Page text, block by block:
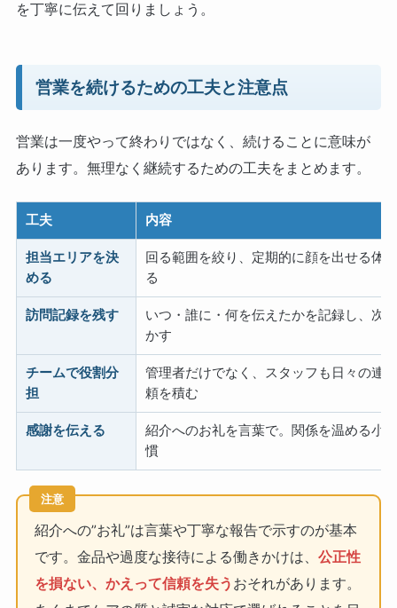
を丁寧に伝えて回りましょう。
営業を続けるための工夫と注意点
営業は一度やって終わりではなく、続けることに意味が
あります。無理なく継続するための工夫をまとめます。
工夫 内容
担当エリアを決
める
回る範囲を絞り、定期的に顔を出せる体
る
訪問記録を残す
いつ・誰に・何を伝えたかを記録し、次
かす
チームで役割分
担
管理者だけでなく、スタッフも日々の連
頼を積む
感謝を伝える
紹介へのお礼を言葉で。関係を温める小
慣
注意
紹介への”お礼”は言葉や丁寧な報告で示すのが基本
です。金品や過度な接待による働きかけは、 公正性
を損ない、かえって信頼を失う おそれがあります。